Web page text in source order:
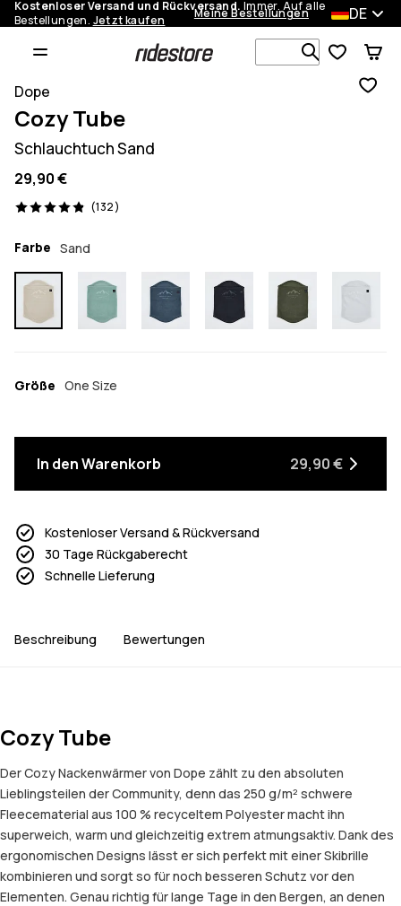
Kostenloser Versand und Rückversand. Immer. Auf alle
Bestellungen. Jetzt kaufen Meine Bestellungen DE
Dope
Cozy Tube
Schlauchtuch Sand
29,90 €
(132)
132 Reviews, 4.9/5
Farbe Sand
Größe One Size
In den Warenkorb 29,90 €
Kostenloser Versand & Rückversand
30 Tage Rückgaberecht
Schnelle Lieferung
Beschreibung Bewertungen
Cozy Tube
Der Cozy Nackenwärmer von Dope zählt zu den absoluten
Lieblingsteilen der Community, denn das 250 g/m² schwere
Fleecematerial aus 100 % recyceltem Polyester macht ihn
superweich, warm und gleichzeitig extrem atmungsaktiv. Dank des
ergonomischen Designs lässt er sich perfekt mit einer Skibrille
kombinieren und sorgt so für noch besseren Schutz vor den
Elementen. Genau richtig für lange Tage in den Bergen, an denen